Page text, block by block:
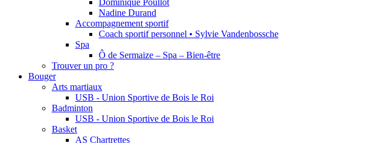
Dominique Poullot
Nadine Durand
Accompagnement sportif
Coach sportif personnel • Sylvie Vandenbossche
Spa
Ô de Sermaize – Spa – Bien-être
Trouver un pro ?
Bouger
Arts martiaux
USB - Union Sportive de Bois le Roi
Badminton
USB - Union Sportive de Bois le Roi
Basket
AS Chartrettes